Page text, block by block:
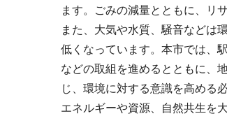
ます。ごみの減量とともに、リ
また、大気や水質、騒音などは
低くなっています。本市では、
などの取組を進めるとともに、
じ、環境に対する意識を高める
エネルギーや資源、自然共生を